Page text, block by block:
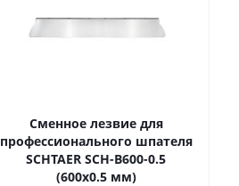
Сменное лезвие для
профессионального шпателя
SCHTAER SCH-B600-0.5
(600х0.5 мм)